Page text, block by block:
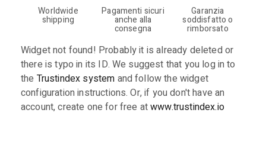
Worldwide
shipping
Pagamenti sicuri
anche alla
consegna
Garanzia
soddisfatto o
rimborsato
Widget not found! Probably it is already deleted or
there is typo in its ID. We suggest that you log in to
the Trustindex system and follow the widget
configuration instructions. Or, if you don't have an
account, create one for free atwww.trustindex.io